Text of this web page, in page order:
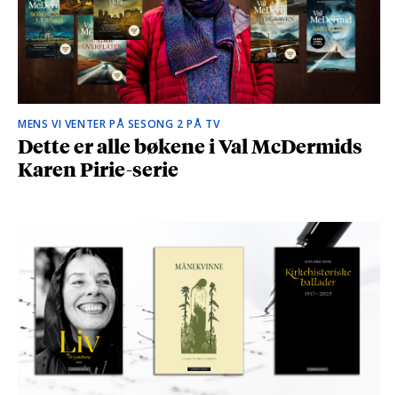
MENS VI VENTER PÅ SESONG 2 PÅ TV
Dette er alle bøkene i Val McDermids
Karen Pirie-serie